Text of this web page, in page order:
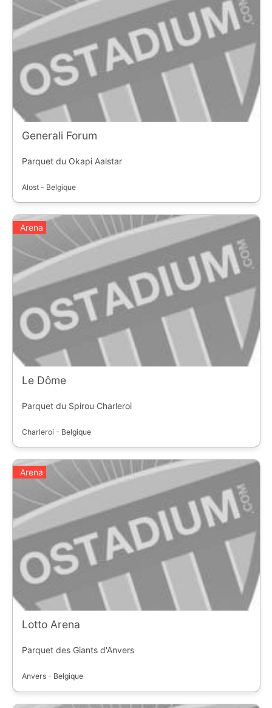
Generali Forum
Parquet du Okapi Aalstar
Alost - Belgique
Arena
Le Dôme
Parquet du Spirou Charleroi
Charleroi - Belgique
Arena
Lotto Arena
Parquet des Giants d'Anvers
Anvers - Belgique